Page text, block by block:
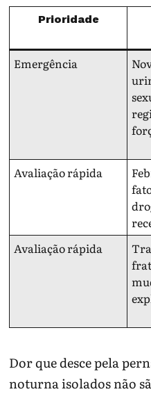
Prioridade
Emergência
Avaliação rápida
Avaliação rápida
Dor que desce pela
noturna isolados não